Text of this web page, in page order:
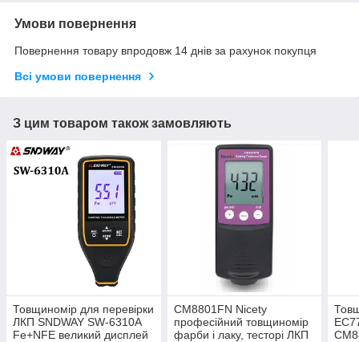
Умови повернення
Повернення товару впродовж 14 днів за рахунок покупця
Всі умови повернення
З цим товаром також замовляють
Товщиномір для перевірки
ЛКП SNDWAY SW-6310A
Fe+NFE великий дисплей
СМ8801FN Nicety
професійний товщиномір
фарби і лаку, тесторі ЛКП